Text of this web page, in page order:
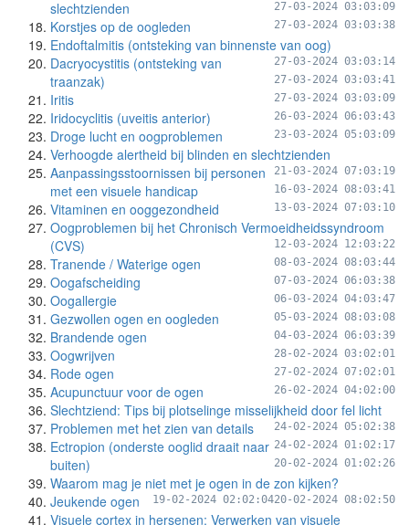
slechtzienden
27-03-2024 03:03:09
Korstjes op de oogleden 27-03-2024 03:03:38
Endoftalmitis (ontsteking van binnenste van oog)
27-03-2024 03:03:14
Dacryocystitis (ontsteking van
traanzak)
27-03-2024 03:03:41
Iritis 27-03-2024 03:03:09
Iridocyclitis (uveitis anterior) 26-03-2024 06:03:43
Droge lucht en oogproblemen 23-03-2024 05:03:09
Verhoogde alertheid bij blinden en slechtzienden
21-03-2024 07:03:19
Aanpassingsstoornissen bij personen
met een visuele handicap
16-03-2024 08:03:41
Vitaminen en ooggezondheid 13-03-2024 07:03:10
Oogproblemen bij het Chronisch Vermoeidheidssyndroom
(CVS)
12-03-2024 12:03:22
Tranende / Waterige ogen 08-03-2024 08:03:44
Oogafscheiding 07-03-2024 06:03:38
Oogallergie 06-03-2024 04:03:47
Gezwollen ogen en oogleden 05-03-2024 08:03:08
Brandende ogen 04-03-2024 06:03:39
Oogwrijven 28-02-2024 03:02:01
Rode ogen 27-02-2024 07:02:01
Acupunctuur voor de ogen 26-02-2024 04:02:00
Slechtziend: Tips bij plotselinge misselijkheid door fel licht
24-02-2024 05:02:38
Problemen met het zien van details
24-02-2024 01:02:17
Ectropion (onderste ooglid draait naar
buiten)
20-02-2024 01:02:26
Waarom mag je niet met je ogen in de zon kijken?
20-02-2024 08:02:50
Jeukende ogen 19-02-2024 02:02:04
Visuele cortex in hersenen: Verwerken van visuele